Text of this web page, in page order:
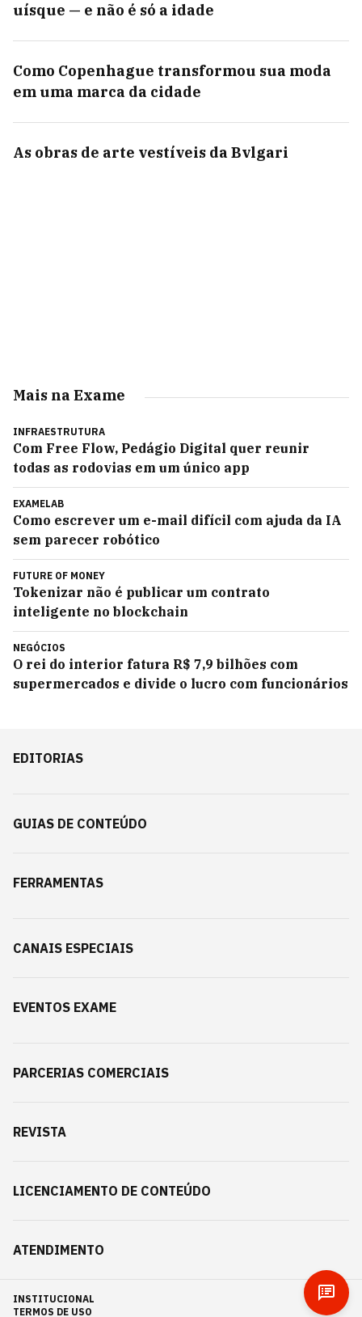
uísque — e não é só a idade
Como Copenhague transformou sua moda
em uma marca da cidade
As obras de arte vestíveis da Bvlgari
Mais na Exame
INFRAESTRUTURA
Com Free Flow, Pedágio Digital quer reunir
todas as rodovias em um único app
EXAMELAB
Como escrever um e-mail difícil com ajuda da IA
sem parecer robótico
FUTURE OF MONEY
Tokenizar não é publicar um contrato
inteligente no blockchain
NEGÓCIOS
O rei do interior fatura R$ 7,9 bilhões com
supermercados e divide o lucro com funcionários
EDITORIAS
GUIAS DE CONTEÚDO
FERRAMENTAS
CANAIS ESPECIAIS
EVENTOS EXAME
PARCERIAS COMERCIAIS
REVISTA
LICENCIAMENTO DE CONTEÚDO
ATENDIMENTO
INSTITUCIONAL
TERMOS DE USO